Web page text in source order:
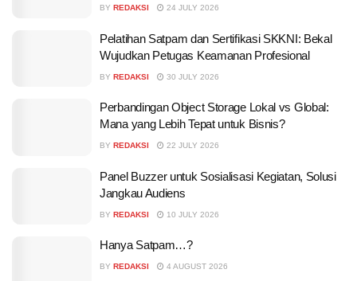
BY REDAKSI 24 JULY 2026
Pelatihan Satpam dan Sertifikasi SKKNI: Bekal
Wujudkan Petugas Keamanan Profesional
BY REDAKSI 30 JULY 2026
Perbandingan Object Storage Lokal vs Global:
Mana yang Lebih Tepat untuk Bisnis?
BY REDAKSI 22 JULY 2026
Panel Buzzer untuk Sosialisasi Kegiatan, Solusi
Jangkau Audiens
BY REDAKSI 10 JULY 2026
Hanya Satpam…?
BY REDAKSI 4 AUGUST 2026